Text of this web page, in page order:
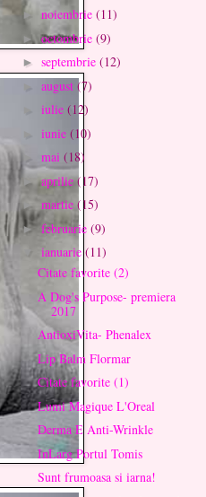
► noiembrie (11)
►octombrie (9)
► septembrie (12)
august (7)
iulie (12)
iunie (10)
► mai (18)
►aprilie(17)
► martie (15)
► februarie (9)
ianuarie (11)
Citate favorite (2)
A Dog's Purpose- premiera
2017
AntioxiVita- Phenalex
Lip Balm Flormar
Citate favorite (1)
Lumi Magique L'Oreal
Derma E Anti-Wrinkle
InLarg Portul Tomis
Sunt frumoasa si iarna!